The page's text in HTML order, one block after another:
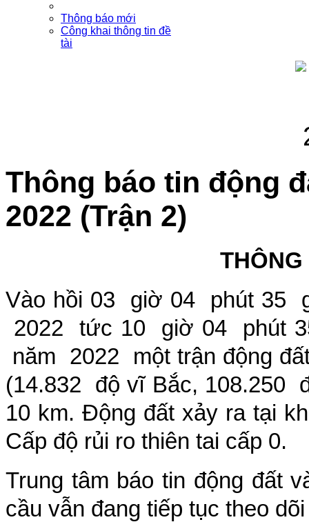
Thông báo mới
Công khai thông tin đề
tài
Thông báo tin động
2022 (Trận 2)
Vào hồi 03 giờ 04 phút 35
2022
tức 10 giờ 04 phút
năm 2022
một trận động
(14.832 độ vĩ Bắc, 108.250
10 km. Động đất xảy ra tại
Cấp độ rủi ro thiên tai cấp 0.
Trung tâm báo tin động đất
cầu vẫn đang tiếp tục theo